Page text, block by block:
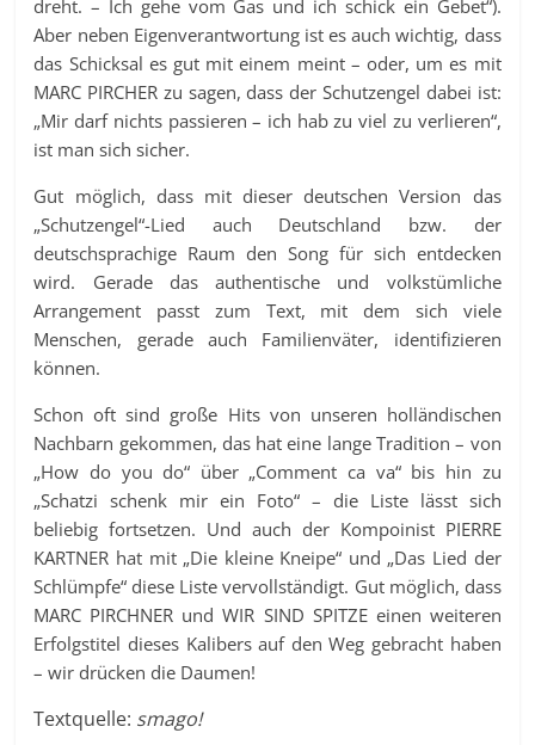
dreht. – Ich gehe vom Gas und ich schick ein Gebet“).
Aber neben Eigenverantwortung ist es auch wichtig, dass
das Schicksal es gut mit einem meint – oder, um es mit
MARC PIRCHER zu sagen, dass der Schutzengel dabei ist:
„Mir darf nichts passieren – ich hab zu viel zu verlieren“,
ist man sich sicher.
Gut möglich, dass mit dieser deutschen Version das
„Schutzengel“-Lied auch Deutschland bzw. der
deutschsprachige Raum den Song für sich entdecken
wird. Gerade das authentische und volkstümliche
Arrangement passt zum Text, mit dem sich viele
Menschen, gerade auch Familienväter, identifizieren
können.
Schon oft sind große Hits von unseren holländischen
Nachbarn gekommen, das hat eine lange Tradition – von
„How do you do“ über „Comment ca va“ bis hin zu
„Schatzi schenk mir ein Foto“ – die Liste lässt sich
beliebig fortsetzen. Und auch der Kompoinist PIERRE
KARTNER hat mit „Die kleine Kneipe“ und „Das Lied der
Schlümpfe“ diese Liste vervollständigt. Gut möglich, dass
MARC PIRCHNER und WIR SIND SPITZE einen weiteren
Erfolgstitel dieses Kalibers auf den Weg gebracht haben
– wir drücken die Daumen!
Textquelle: smago!